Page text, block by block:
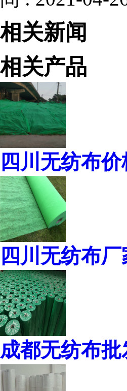
相关新闻
相关产品
四川无纺布价
四川无纺布
成都无纺布批